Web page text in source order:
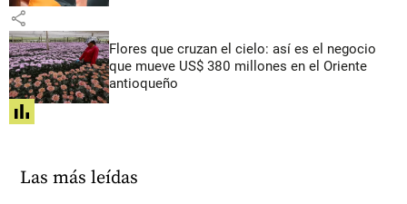
share
Flores que cruzan el cielo: así es el negocio
que mueve US$ 380 millones en el Oriente
antioqueño
share
Las más leídas